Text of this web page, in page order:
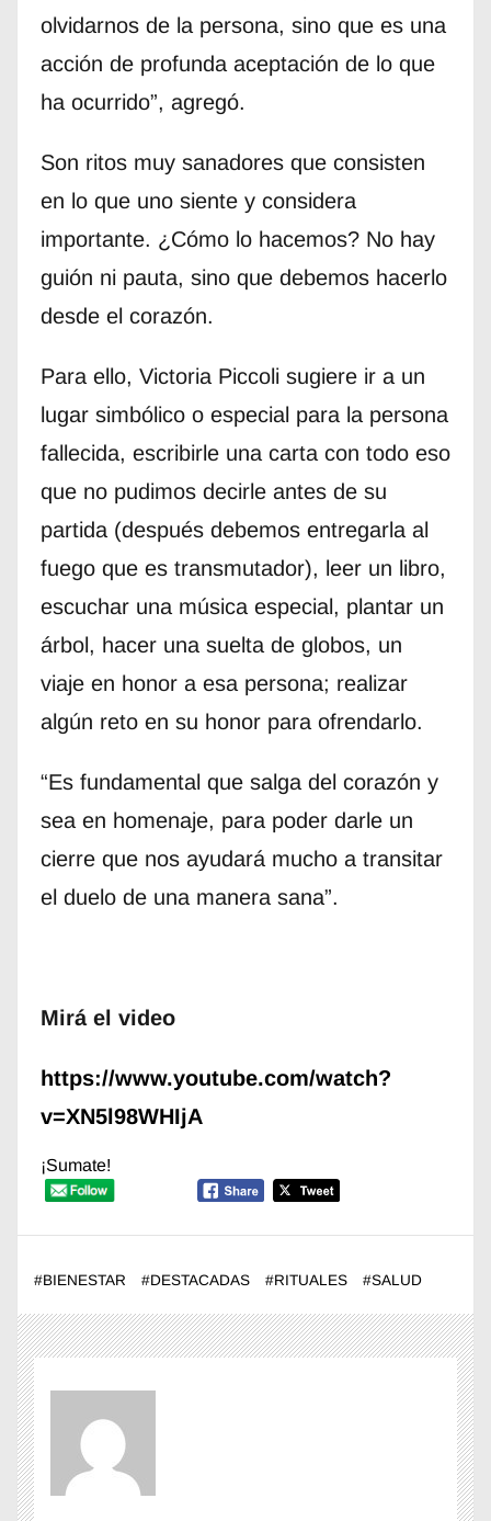
olvidarnos de la persona, sino que es una
acción de profunda aceptación de lo que
ha ocurrido”, agregó.
Son ritos muy sanadores que consisten
en lo que uno siente y considera
importante. ¿Cómo lo hacemos? No hay
guión ni pauta, sino que debemos hacerlo
desde el corazón.
Para ello, Victoria Piccoli sugiere ir a un
lugar simbólico o especial para la persona
fallecida, escribirle una carta con todo eso
que no pudimos decirle antes de su
partida (después debemos entregarla al
fuego que es transmutador), leer un libro,
escuchar una música especial, plantar un
árbol, hacer una suelta de globos, un
viaje en honor a esa persona; realizar
algún reto en su honor para ofrendarlo.
“Es fundamental que salga del corazón y
sea en homenaje, para poder darle un
cierre que nos ayudará mucho a transitar
el duelo de una manera sana”.
Mirá el video
https://www.youtube.com/watch?
v=XN5l98WHIjA
¡Sumate!
#BIENESTAR #DESTACADAS #RITUALES #SALUD